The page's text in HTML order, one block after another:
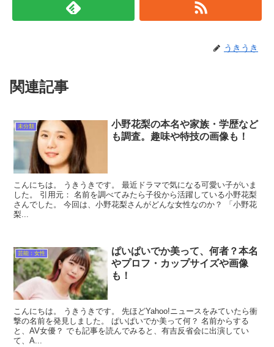
うきうき
関連記事
未分類
小野花梨の本名や家族・学歴など
も調査。趣味や特技の画像も！
こんにちは。 うきうきです。 最近ドラマで気になる可愛い子がいま
した。 引用元： 名前を調べてみたら子役から活躍している小野花梨
さんでした。 今回は、小野花梨さんがどんな女性なのか？ 「小野花
梨...
芸能：女性
ぱいぱいでか美って、何者？本名
やプロフ・カップサイズや画像
も！
こんにちは。 うきうきです。 先ほどYahoo!ニュースをみていたら衝
撃の名前を発見しました。 ぱいぱいでか美って何？ 名前からする
と、AV女優？ でも記事を読んでみると、有吉反省会に出演してい
て、A...